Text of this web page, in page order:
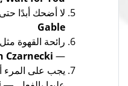
لا أضحك أبدًا
Gable
رائحة القهوة
—
Czarnecki
يجب على المرء